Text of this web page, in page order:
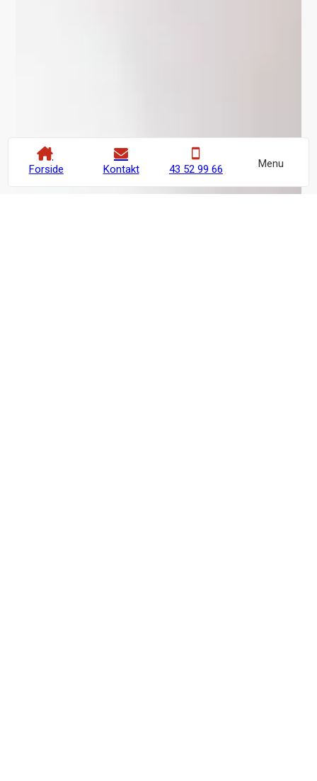
Forside Kontakt 43 52 99 66 Menu